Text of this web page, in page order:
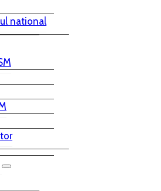
national